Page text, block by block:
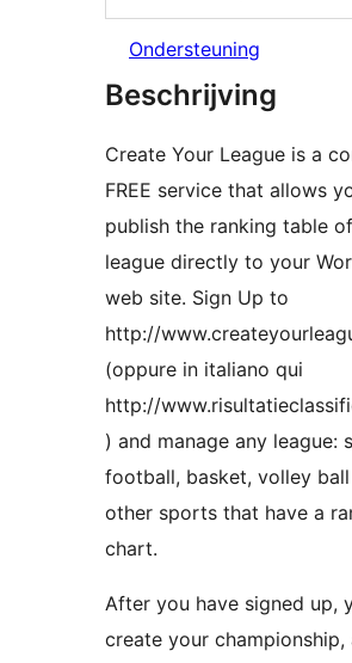
Ondersteuning
Beschrijving
Create Your League is a
FREE service that allows
publish the ranking table
league directly to your
web site. Sign Up to
http://
(oppure in italiano qui
http://
) and manage any league:
football, basket, volley ball
other sports that have a
chart.
After you have signed up,
create your championship,